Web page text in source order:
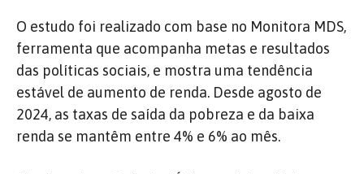
O estudo foi realizado com base no Monitora MDS,
ferramenta que acompanha metas e resultados
das políticas sociais, e mostra uma tendência
estável de aumento de renda. Desde agosto de
2024, as taxas de saída da pobreza e da baixa
renda se mantêm entre 4% e 6% ao mês.